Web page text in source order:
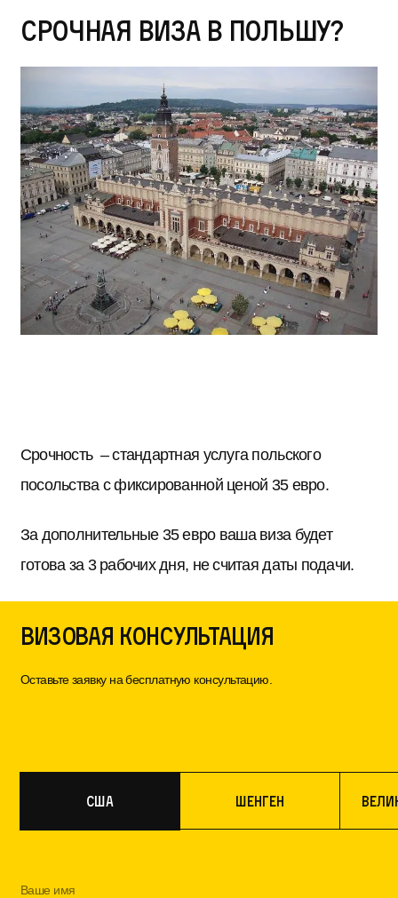
Срочная виза в Польшу?
Срочность – стандартная услуга польского
посольства с фиксированной ценой 35 евро.
За дополнительные 35 евро ваша виза будет
готова за 3 рабочих дня, не считая даты подачи.
Визовая консультация
Оставьте заявку на бесплатную консультацию.
США Шенген
Ваше имя